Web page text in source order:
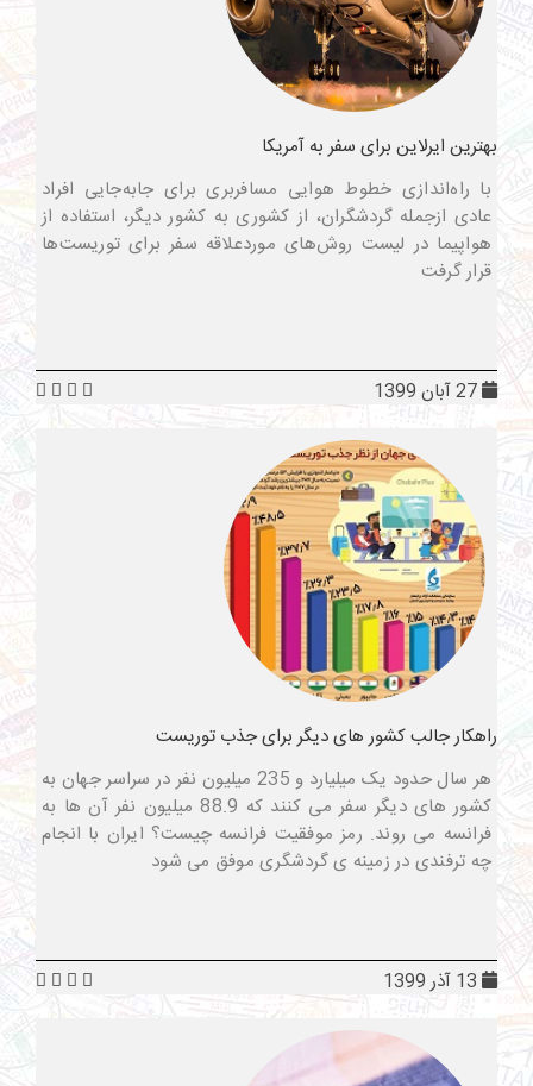
بهترین ایرلاین برای سفر به آمریکا
با راه‌اندازی خطوط هوایی مسافربری برای جابه‌جایی افراد
عادی ازجمله گردشگران، از کشوری به کشور دیگر، استفاده از
هواپیما در لیست روش‌های موردعلاقه سفر برای توریست‌ها
قرار گرفت
راهکار جالب کشور های دیگر برای جذب توریست
هر سال حدود یک میلیارد و 235 میلیون نفر در سراسر جهان به
کشور های دیگر سفر می کنند که 88.9 میلیون نفر آن ها به
فرانسه می روند. رمز موفقیت فرانسه چیست؟ ایران با انجام
چه ترفندی در زمینه ی گردشگری موفق می شود